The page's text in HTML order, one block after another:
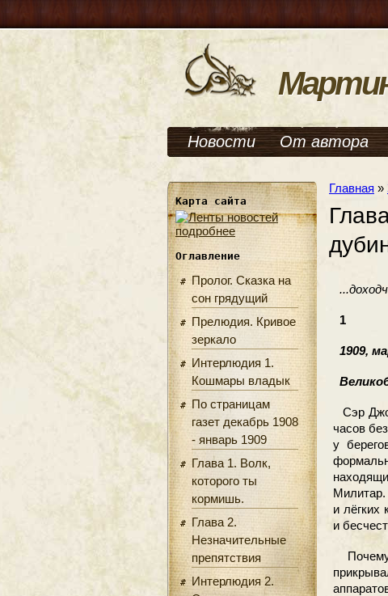
Новости От автора
Карта сайта
подробнее
Оглавление
Пролог. Сказка на
сон грядущий
Прелюдия. Кривое
зеркало
Интерлюдия 1.
Кошмары владык
По страницам
газет декабрь 1908
- январь 1909
Глава 1. Волк,
которого ты
кормишь.
Глава 2.
Незначительные
препятствия
Интерлюдия 2.
Главная »
1
1909,
Сэр
часов
у
Милитар.
и лёгких
и
Почему